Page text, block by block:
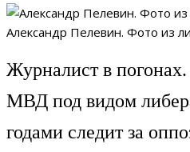
Александр Пелевин. Фото из
Журналист в
МВД под видом
годами следит за